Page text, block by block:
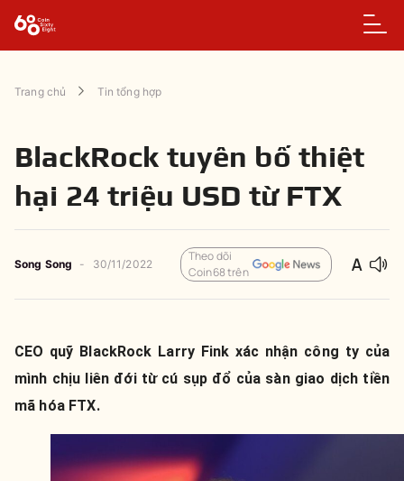
Trang chủ Tin tổng hợp
BlackRock tuyên bố thiệt
hại 24 triệu USD từ FTX
Song Song - 30/11/2022
Theo dõi
Coin68 trên
CEO quỹ BlackRock Larry Fink xác nhận công ty của
mình chịu liên đới từ cú sụp đổ của sàn giao dịch tiền
mã hóa FTX.